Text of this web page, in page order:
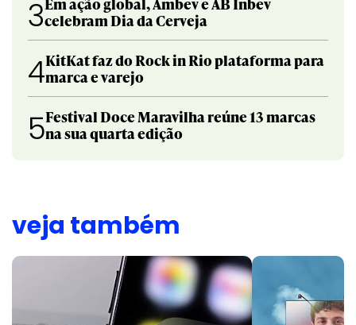
3celebram Dia da Cerveja
4KitKat faz do Rock in Rio plataforma para
marca e varejo
5Festival Doce Maravilha reúne 13 marcas
na sua quarta edição
veja também